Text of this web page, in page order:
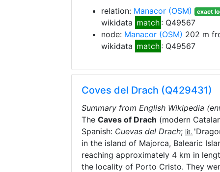
relation: Manacor (OSM) exact
wikidata match : Q49567
node: Manacor (OSM) 202 m
wikidata match : Q49567
Coves del Drach (Q429431)
Summary from English Wikipedia
The Caves of Drach (modern
Spanish: Cuevas del Drach; lit. '
in the island of Majorca, Balearic
reaching approximately 4 km in
the locality of Porto Cristo. They